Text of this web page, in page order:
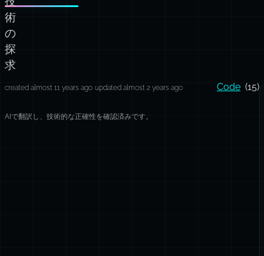
術
の
探
求
created almost 11 years ago updated almost 2 years ago Code (15)
AIで翻訳し、技術的な正確性を確認済みです。